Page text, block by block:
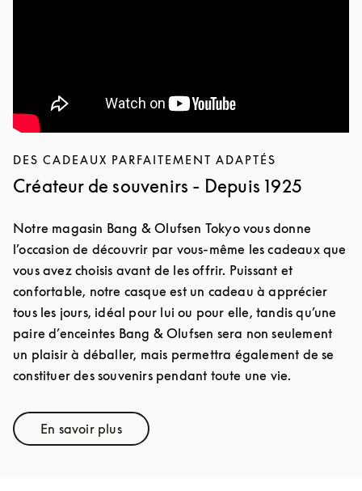
DES CADEAUX PARFAITEMENT ADAPTÉS
Créateur de souvenirs - Depuis 1925
Notre magasin Bang & Olufsen Tokyo vous donne
l’occasion de découvrir par vous-même les cadeaux que
vous avez choisis avant de les offrir. Puissant et
confortable, notre casque est un cadeau à apprécier
tous les jours, idéal pour lui ou pour elle, tandis qu’une
paire d’enceintes Bang & Olufsen sera non seulement
un plaisir à déballer, mais permettra également de se
constituer des souvenirs pendant toute une vie.
En savoir plusLink Opens in New Tab